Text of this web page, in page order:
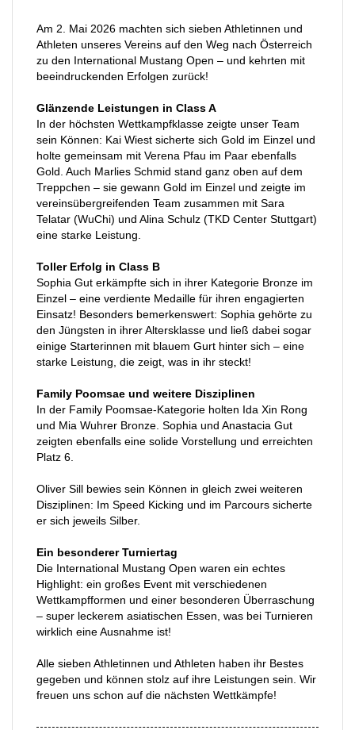
Am 2. Mai 2026 machten sich sieben Athletinnen und
Athleten unseres Vereins auf den Weg nach Österreich
zu den International Mustang Open – und kehrten mit
beeindruckenden Erfolgen zurück!
Glänzende Leistungen in Class A
In der höchsten Wettkampfklasse zeigte unser Team
sein Können: Kai Wiest sicherte sich Gold im Einzel und
holte gemeinsam mit Verena Pfau im Paar ebenfalls
Gold. Auch Marlies Schmid stand ganz oben auf dem
Treppchen – sie gewann Gold im Einzel und zeigte im
vereinsübergreifenden Team zusammen mit Sara
Telatar (WuChi) und Alina Schulz (TKD Center Stuttgart)
eine starke Leistung.
Toller Erfolg in Class B
Sophia Gut erkämpfte sich in ihrer Kategorie Bronze im
Einzel – eine verdiente Medaille für ihren engagierten
Einsatz! Besonders bemerkenswert: Sophia gehörte zu
den Jüngsten in ihrer Altersklasse und ließ dabei sogar
einige Starterinnen mit blauem Gurt hinter sich – eine
starke Leistung, die zeigt, was in ihr steckt!
Family Poomsae und weitere Disziplinen
In der Family Poomsae-Kategorie holten Ida Xin Rong
und Mia Wuhrer Bronze. Sophia und Anastacia Gut
zeigten ebenfalls eine solide Vorstellung und erreichten
Platz 6.
Oliver Sill bewies sein Können in gleich zwei weiteren
Disziplinen: Im Speed Kicking und im Parcours sicherte
er sich jeweils Silber.
Ein besonderer Turniertag
Die International Mustang Open waren ein echtes
Highlight: ein großes Event mit verschiedenen
Wettkampfformen und einer besonderen Überraschung
– super leckerem asiatischen Essen, was bei Turnieren
wirklich eine Ausnahme ist!
Alle sieben Athletinnen und Athleten haben ihr Bestes
gegeben und können stolz auf ihre Leistungen sein. Wir
freuen uns schon auf die nächsten Wettkämpfe!